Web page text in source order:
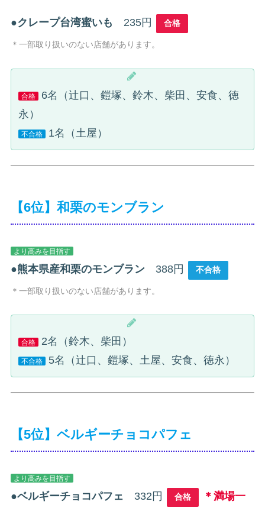
●クレープ台湾蜜いも 235円 合格
＊一部取り扱いのない店舗があります。
合格
6名（辻口、鎧塚、鈴木、柴田、安食、徳
永）
不合格 1名（土屋）
【6位】和栗のモンブラン
より高みを目指す
●熊本県産和栗のモンブラン 388円 不合格
＊一部取り扱いのない店舗があります。
合格 2名（鈴木、柴田）
不合格 5名（辻口、鎧塚、土屋、安食、徳永）
【5位】ベルギーチョコパフェ
より高みを目指す
●ベルギーチョコパフェ 332円 合格 ＊満場一